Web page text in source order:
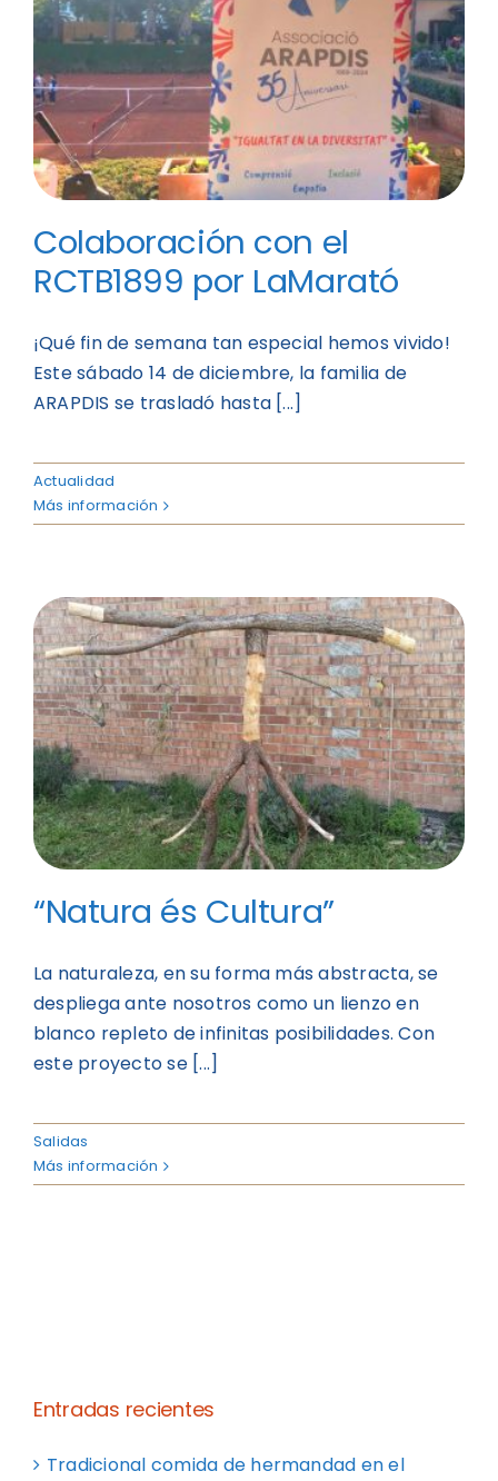
Colaboración con el
RCTB1899 por LaMarató
¡Qué fin de semana tan especial hemos vivido!
Este sábado 14 de diciembre, la familia de
ARAPDIS se trasladó hasta [...]
Actualidad
Más información
“Natura és Cultura”
La naturaleza, en su forma más abstracta, se
despliega ante nosotros como un lienzo en
blanco repleto de infinitas posibilidades. Con
este proyecto se [...]
Salidas
Más información
Entradas recientes
Tradicional comida de hermandad en el